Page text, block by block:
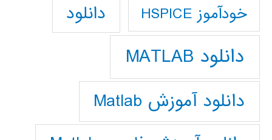
خودآموز HSPICE دانلود
دانلود MATLAB
دانلود آموزش Matlab